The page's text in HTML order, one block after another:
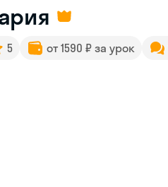
5 от 1590 ₽ за урок